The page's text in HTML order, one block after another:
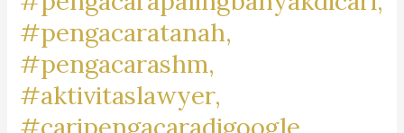
#pengacaratanah,
#pengacarashm,
#aktivitaslawyer,
#caripengacaradigoogle,